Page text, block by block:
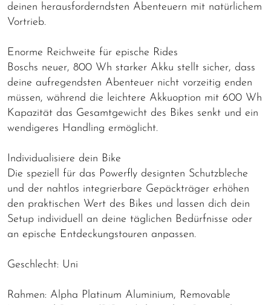
deinen herausforderndsten Abenteuern mit natürlichem
Vortrieb.
Enorme Reichweite für epische Rides
Boschs neuer, 800 Wh starker Akku stellt sicher, dass
deine aufregendsten Abenteuer nicht vorzeitig enden
müssen, während die leichtere Akkuoption mit 600 Wh
Kapazität das Gesamtgewicht des Bikes senkt und ein
wendigeres Handling ermöglicht.
Individualisiere dein Bike
Die speziell für das Powerfly designten Schutzbleche
und der nahtlos integrierbare Gepäckträger erhöhen
den praktischen Wert des Bikes und lassen dich dein
Setup individuell an deine täglichen Bedürfnisse oder
an epische Entdeckungstouren anpassen.
Geschlecht: Uni
Rahmen: Alpha Platinum Aluminium, Removable